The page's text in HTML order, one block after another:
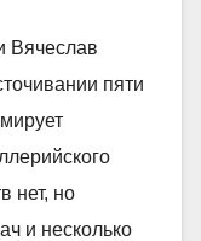
Вячеслав
пяти
нет, но
и несколько